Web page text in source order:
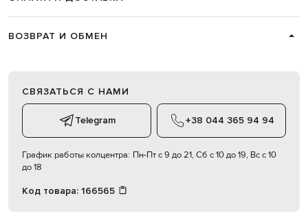
ВОЗВРАТ И ОБМЕН
СВЯЗАТЬСЯ С НАМИ
Telegram +38 044 365 94 94
График работы колцентра: Пн-Пт с 9 до 21, Сб с 10 до 19, Вс с 10
до 18
Код товара: 166565